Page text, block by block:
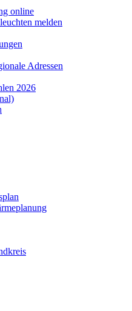
online
melden
Adressen
2026